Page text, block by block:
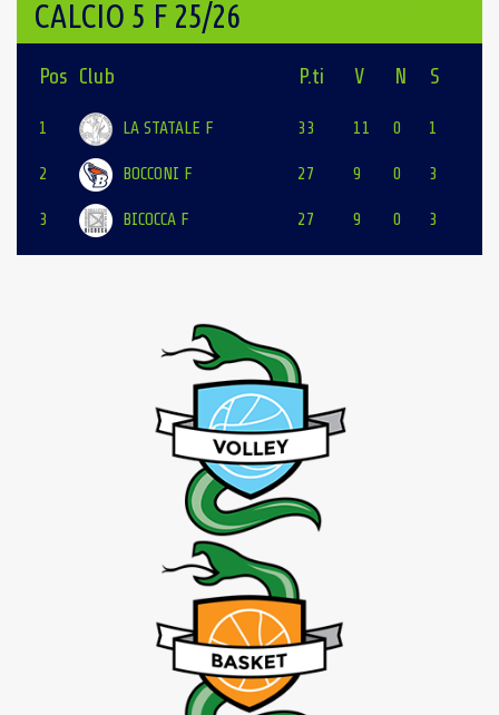
CALCIO 5 F 25/26
Pos Club P.ti V N S
1 LA STATALE F 33 11 0 1
2 BOCCONI F 27 9 0 3
3 BICOCCA F 27 9 0 3